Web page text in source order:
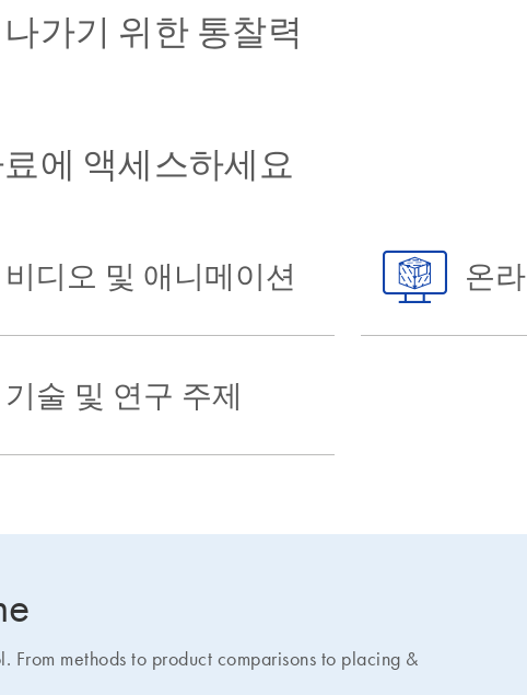
가기 위한 통찰력
에 액세스하세요
비디오 및 애니메이션 온
기술 및 연구 주제
methods to product comparisons to placing &